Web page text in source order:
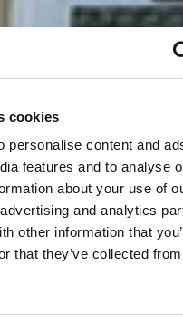
cookies
personalise content and
features and to analyse
about your use of
and analytics
other information that
that they’ve collected